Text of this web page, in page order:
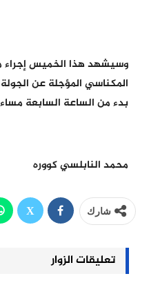
وسيشهد هذا الخميس إجراء
المكناسي المؤجلة عن
بدء من الساعة السابعة
محمد النابلسي كووره
شارك
تعليقات الزوار